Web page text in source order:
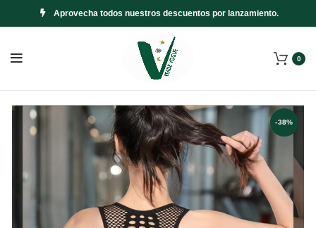
Aprovecha todos nuestros descuentos por lanzamiento.
0
-38%